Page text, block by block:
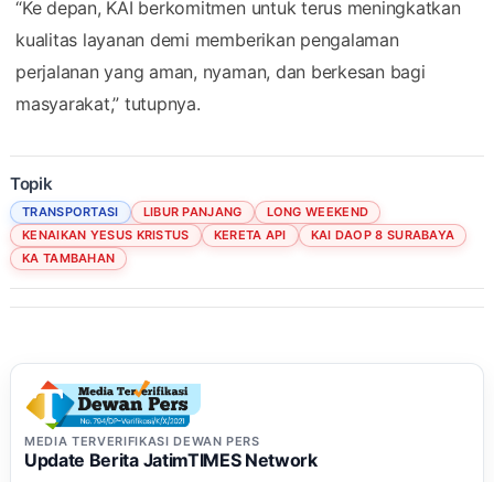
“Ke depan, KAI berkomitmen untuk terus meningkatkan
kualitas layanan demi memberikan pengalaman
perjalanan yang aman, nyaman, dan berkesan bagi
masyarakat,” tutupnya.
Topik
TRANSPORTASI LIBUR PANJANG
LONG WEEKEND
KENAIKAN YESUS KRISTUS
KERETA API
KAI DAOP 8 SURABAYA
KA TAMBAHAN
MEDIA TERVERIFIKASI DEWAN PERS
Update Berita JatimTIMES Network